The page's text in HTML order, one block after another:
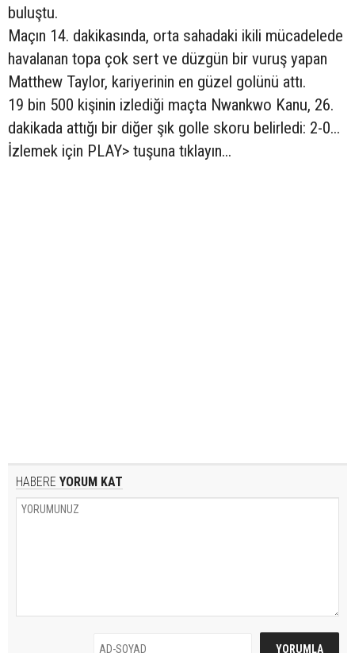
buluştu.
Maçın 14. dakikasında, orta sahadaki ikili mücadelede
havalanan topa çok sert ve düzgün bir vuruş yapan
Matthew Taylor, kariyerinin en güzel golünü attı.
19 bin 500 kişinin izlediği maçta Nwankwo Kanu, 26.
dakikada attığı bir diğer şık golle skoru belirledi: 2-0...
İzlemek için PLAY> tuşuna tıklayın...
HABERE YORUM KAT